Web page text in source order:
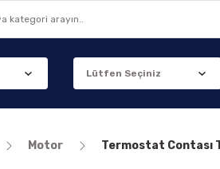
Motor Termostat Contası